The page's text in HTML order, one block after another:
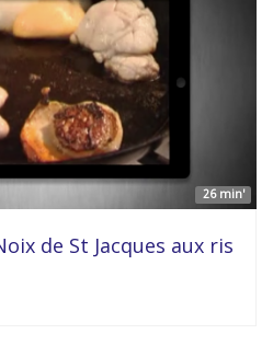
26 min'
de St Jacques aux ris